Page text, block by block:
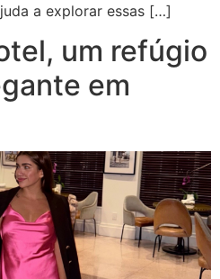
a explorar essas […]
um refúgio
em